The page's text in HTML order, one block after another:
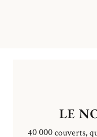
LE
40 000 couverts,